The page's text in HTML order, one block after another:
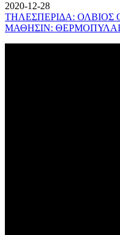
2020-12-28
ΤΗΛΕΣΠΕΡΙΔΑ: ΟΛΒΙΟΣ
ΜΑΘΗΣΙΝ: